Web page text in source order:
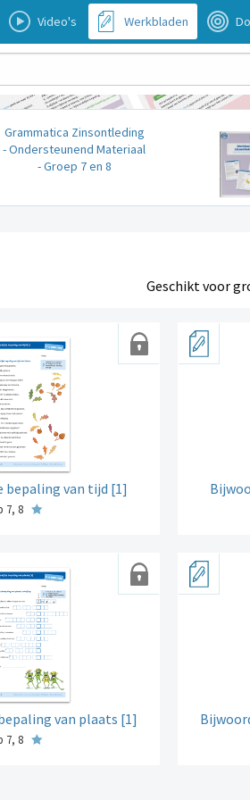
Video's Werkbladen
Grammatica Zinsontleding
- Ondersteunend Materiaal
- Groep 7 en 8
Geschikt voor
bepaling van tijd [1]
7, 8
van plaats [1]
7, 8